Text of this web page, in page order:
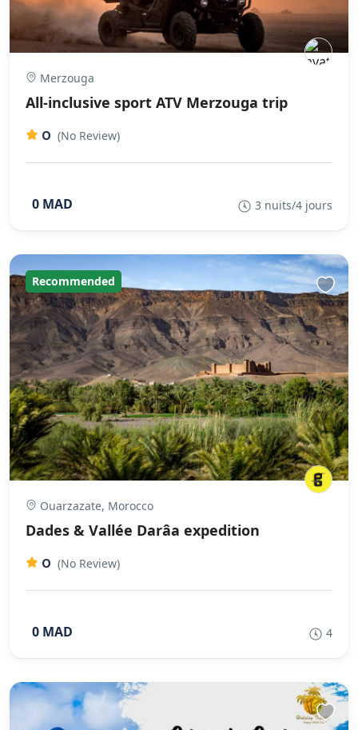
Merzouga
All-inclusive sport ATV Merzouga trip
0 (No Review)
0 MAD 3 nuits/4 jours
Recommended
Ouarzazate, Morocco
Dades & Vallée Darâa expedition
0 (No Review)
0 MAD 4